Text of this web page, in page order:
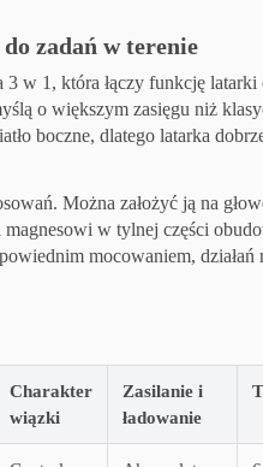
zadań w terenie
w 1, która łączy funkcję
o większym zasięgu niż
boczne, dlatego latarka
Można założyć ją na
w tylnej części
mocowaniem,
Charakter
wiązki
Zasilanie i
ładowanie